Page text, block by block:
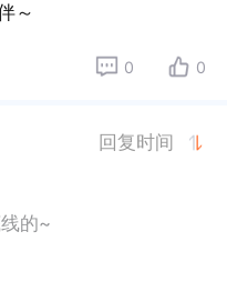
～
0 0
回复时间
的~